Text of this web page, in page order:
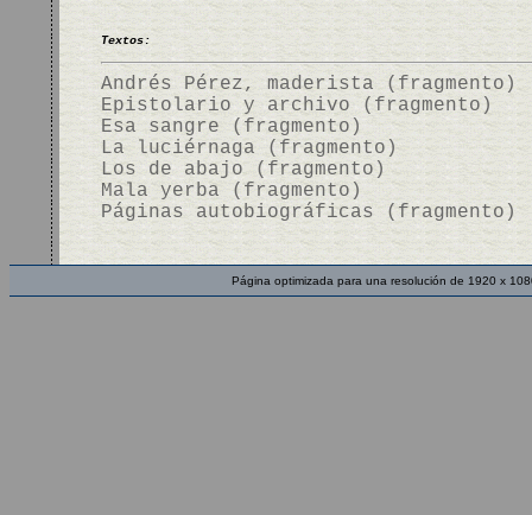
Textos:
Andrés Pérez, maderista (fragmento)
Epistolario y archivo (fragmento)
Esa sangre (fragmento)
La luciérnaga (fragmento)
Los de abajo (fragmento)
Mala yerba (fragmento)
Páginas autobiográficas (fragmento)
Página optimizada para una resolución de 1920 x